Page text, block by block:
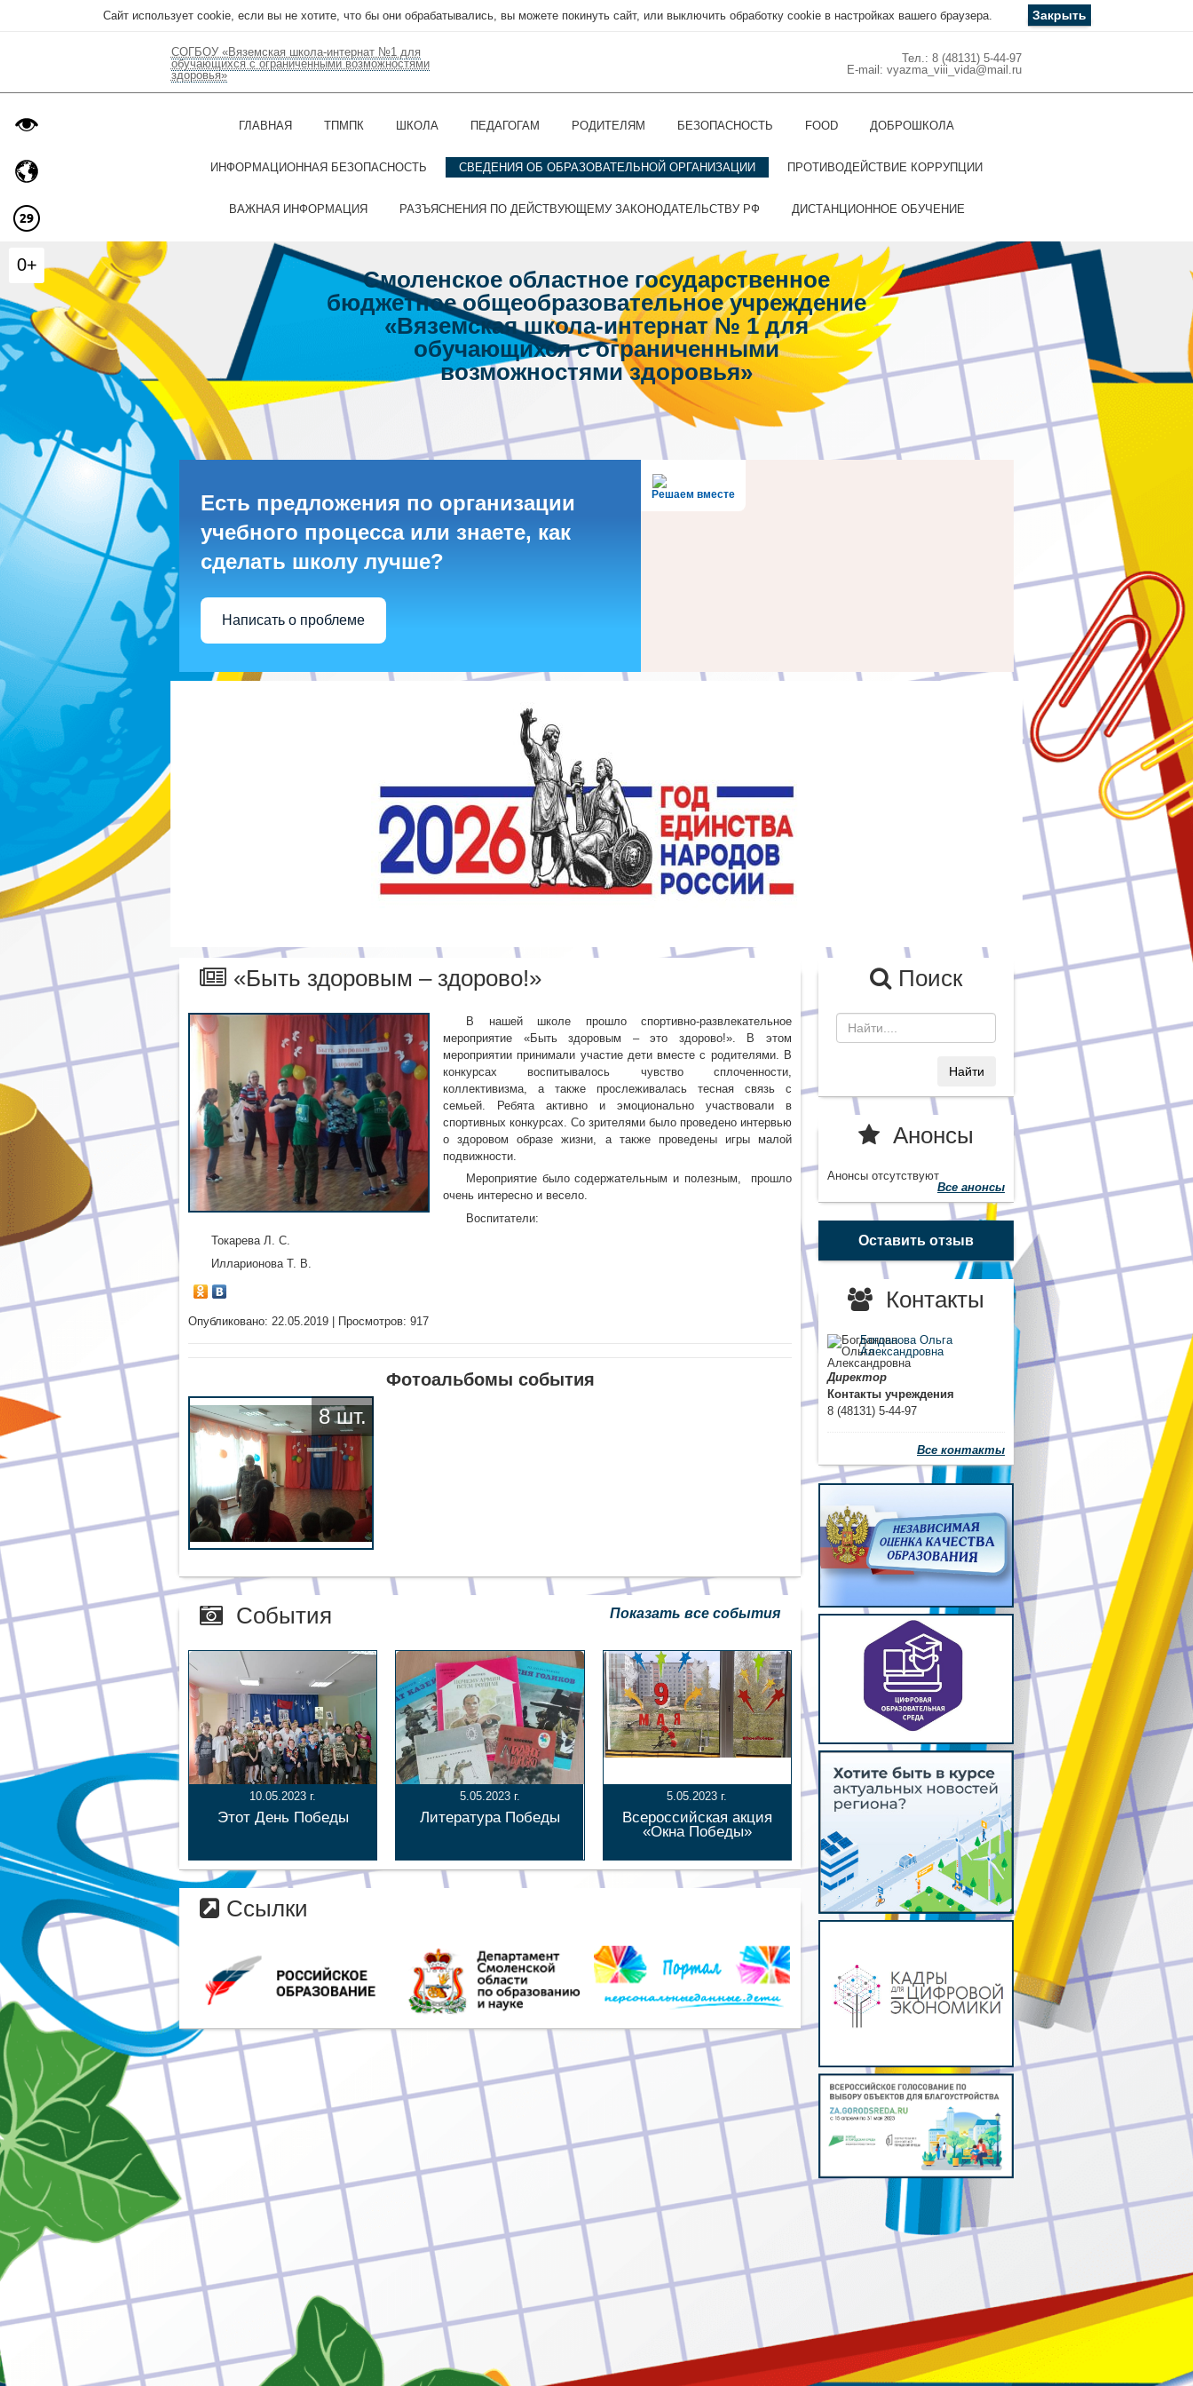
Сайт использует cookie, если вы не хотите, что бы они обрабатывались, вы можете покинуть сайт, или выключить обработку cookie в настройках вашего браузера. Закрыть
СОГБОУ «Вяземская школа-интернат №1 для
обучающихся с ограниченными возможностями
здоровья»
Тел.: 8 (48131) 5-44-97
E-mail: vyazma_viii_vida@mail.ru
ГЛАВНАЯ ТПМПК ШКОЛА ПЕДАГОГАМ РОДИТЕЛЯМ БЕЗОПАСНОСТЬ FOOD ДОБРОШКОЛА
ИНФОРМАЦИОННАЯ БЕЗОПАСНОСТЬ СВЕДЕНИЯ ОБ ОБРАЗОВАТЕЛЬНОЙ ОРГАНИЗАЦИИ ПРОТИВОДЕЙСТВИЕ КОРРУПЦИИ
ВАЖНАЯ ИНФОРМАЦИЯ РАЗЪЯСНЕНИЯ ПО ДЕЙСТВУЮЩЕМУ ЗАКОНОДАТЕЛЬСТВУ РФ ДИСТАНЦИОННОЕ ОБУЧЕНИЕ
Смоленское областное государственное
бюджетное общеобразовательное учреждение
«Вяземская школа-интернат № 1 для
обучающихся с ограниченными
возможностями здоровья»
Решаем вместе
Есть предложения по организации
учебного процесса или знаете, как
сделать школу лучше?
Написать о проблеме
«Быть здоровым – здорово!»
В нашей школе прошло спортивно-развлекательное
мероприятие «Быть здоровым – это здорово!». В этом
мероприятии принимали участие дети вместе с родителями. В
конкурсах воспитывалось чувство сплоченности,
коллективизма, а также прослеживалась тесная связь с
семьей. Ребята активно и эмоционально участвовали в
спортивных конкурсах. Со зрителями было проведено интервью
о здоровом образе жизни, а также проведены игры малой
подвижности.
Мероприятие было содержательным и полезным, прошло
очень интересно и весело.
Воспитатели:
Токарева Л. С.
Илларионова Т. В.
Опубликовано: 22.05.2019 | Просмотров: 917
Фотоальбомы события
8 шт.
События Показать все события
10.05.2023 г.
Этот День Победы
5.05.2023 г.
Литература Победы
5.05.2023 г.
Всероссийская акция
«Окна Победы»
Ссылки
Поиск
Найти
Анонсы
Анонсы отсутствуют
Все анонсы
Оставить отзыв
Контакты
Богданова Ольга
Александровна
Директор
Контакты учреждения
8 (48131) 5-44-97
Все контакты
0+